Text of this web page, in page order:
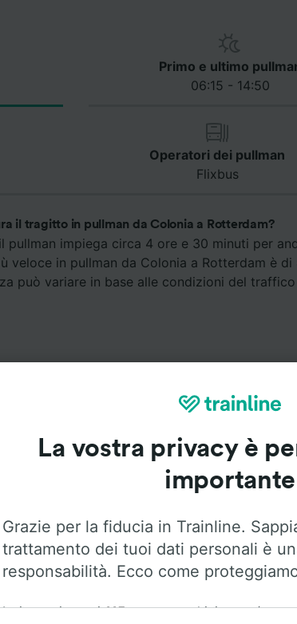
Primo e ultimo
06:15 - 14:50
Operatori dei pullman
Flixbus
il tragitto in pullman da Colonia a Rotterdam?
pullman impiega circa 4 ore e 30 minuti per
veloce in pullman da Colonia a Rotterdam è
può variare in base alle condizioni del
Servizi a
da Colonia a Rotterdam conFlixbus.
La vostra privacy è
importante
Grazie per la fiducia in Trainline.
trattamento dei tuoi dati personali è
responsabilità. Ecco come
Insieme ai nostri115partner archiviamo e/o